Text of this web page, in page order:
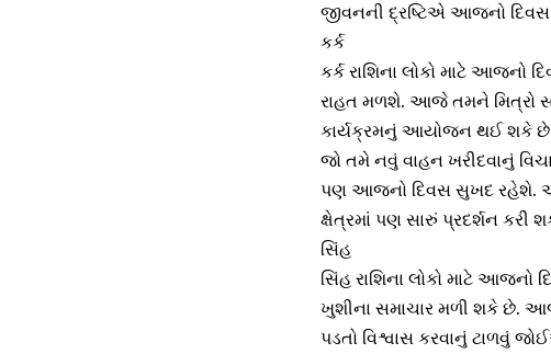
જીવનની દ્રષ્ટિએ આજનો દિવસ
કર્ક
કર્ક રાશિના લોકો માટે આજનો
રાહત મળશે. આજે તમને મિત્રો
કાર્યક્રમનું આયોજન થઈ શકે છે.
જો તમે નવું વાહન ખરીદવાનું
પણ આજનો દિવસ સુખદ રહેશે. આજે
ક્ષેત્રમાં પણ સારું પ્રદર્શન કરી
સિંહ
સિંહ રાશિના લોકો માટે
ખુશીના સમાચાર મળી શકે છે.
પડતો વિશ્વાસ કરવાનું ટાળવું